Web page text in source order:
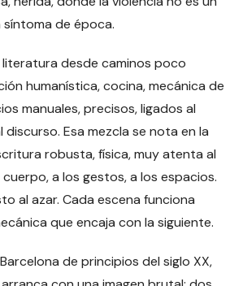
de época.
literatura desde caminos poco
humanística, cocina, mecánica de
manuales, precisos, ligados al
Esa mezcla se nota en la
robusta, física, muy atenta al
a los gestos, a los espacios.
al azar. Cada escena funciona
que encaja con la siguiente.
de principios del siglo XX,